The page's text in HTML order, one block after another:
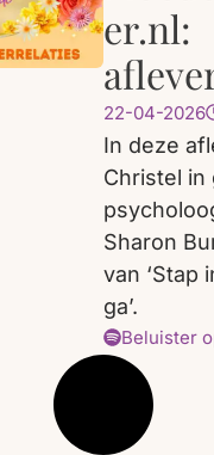
er.nl:
22-04-2026
In deze
Christel in
Sharon
van ‘Stap
ga’.
Beluister